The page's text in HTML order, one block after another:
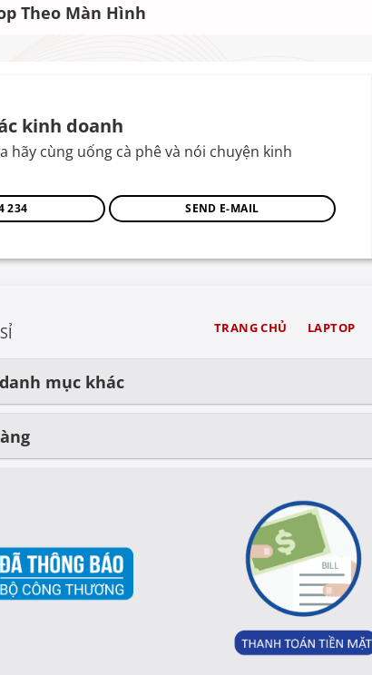
Theo Màn Hình
kinh doanh
hãy cùng uống cà phê và nói chuyện kinh
234 SEND E-MAIL
TRANG CHỦ LAPTOP
mục khác